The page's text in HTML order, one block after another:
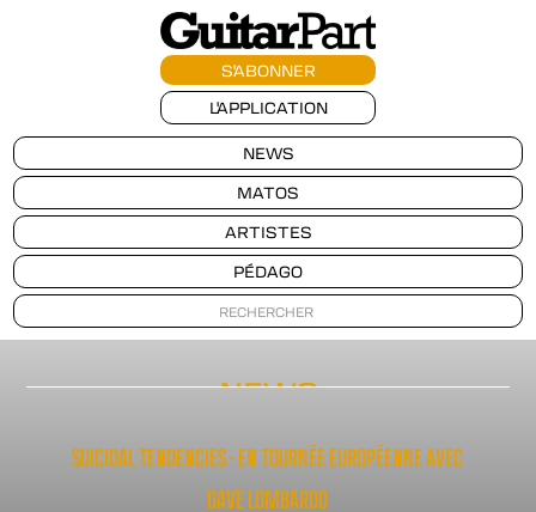
S'ABONNER
L'APPLICATION
NEWS
MATOS
ARTISTES
PÉDAGO
NEWS
SUICIDAL TENDENCIES - EN TOURNÉE EUROPÉENNE AVEC
DAVE LOMBARDO